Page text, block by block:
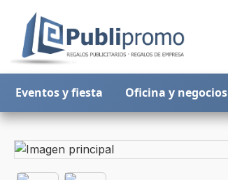
Eventos y fiesta Oficina y negocios